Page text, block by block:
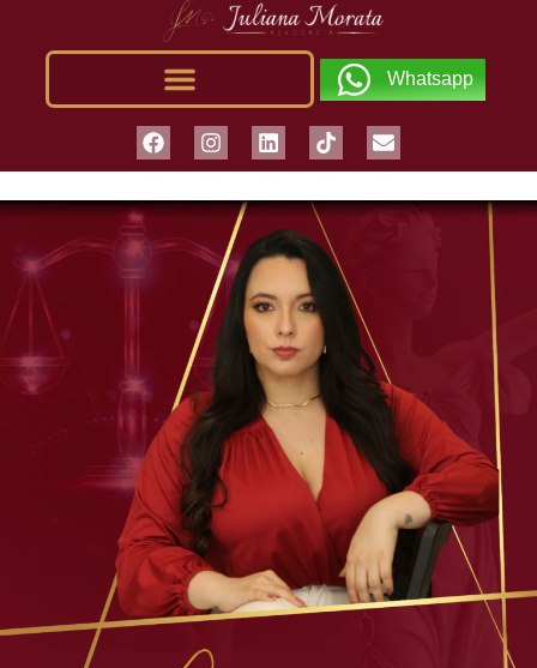
Whatsapp